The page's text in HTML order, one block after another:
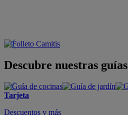
Descubre nuestras guías
Tarjeta
Descuentos y más